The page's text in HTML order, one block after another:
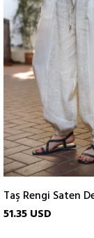
51.35 USD
ÜRÜN